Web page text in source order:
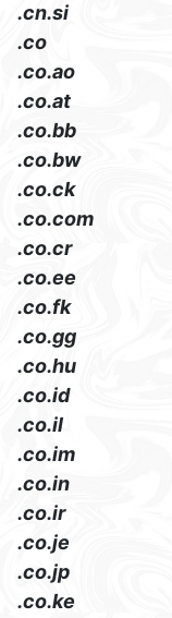
.cn.si
.co
.co.ao
.co.at
.co.bb
.co.bw
.co.ck
.co.com
.co.cr
.co.ee
.co.fk
.co.gg
.co.hu
.co.id
.co.il
.co.im
.co.in
.co.ir
.co.je
.co.jp
.co.ke